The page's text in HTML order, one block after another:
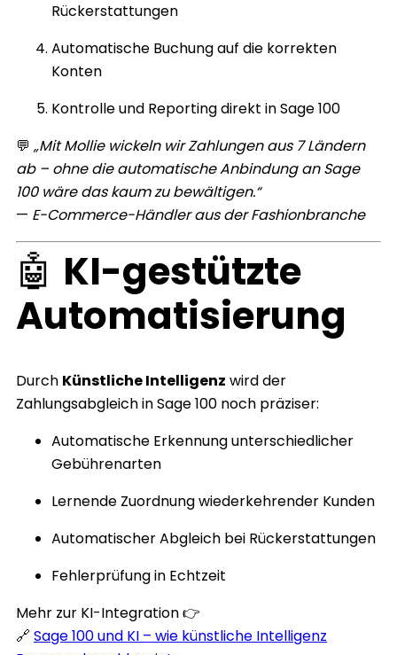
Rückerstattungen
Automatische Buchung auf die korrekten
Konten
Kontrolle und Reporting direkt in Sage 100
💬 „Mit Mollie wickeln wir Zahlungen aus 7 Ländern
ab – ohne die automatische Anbindung an Sage
100 wäre das kaum zu bewältigen.“
— E-Commerce-Händler aus der Fashionbranche
🤖 KI-gestützte
Automatisierung
Durch Künstliche Intelligenz wird der
Zahlungsabgleich in Sage 100 noch präziser:
Automatische Erkennung unterschiedlicher
Gebührenarten
Lernende Zuordnung wiederkehrender Kunden
Automatischer Abgleich bei Rückerstattungen
Fehlerprüfung in Echtzeit
Mehr zur KI-Integration 👉
🔗 Sage 100 und KI – wie künstliche Intelligenz